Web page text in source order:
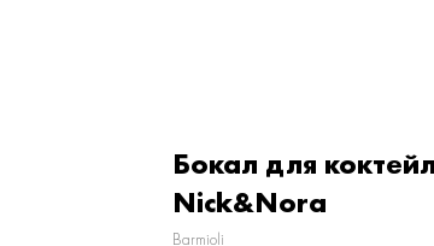
Бокал для
Nick&Nora
Barmioli